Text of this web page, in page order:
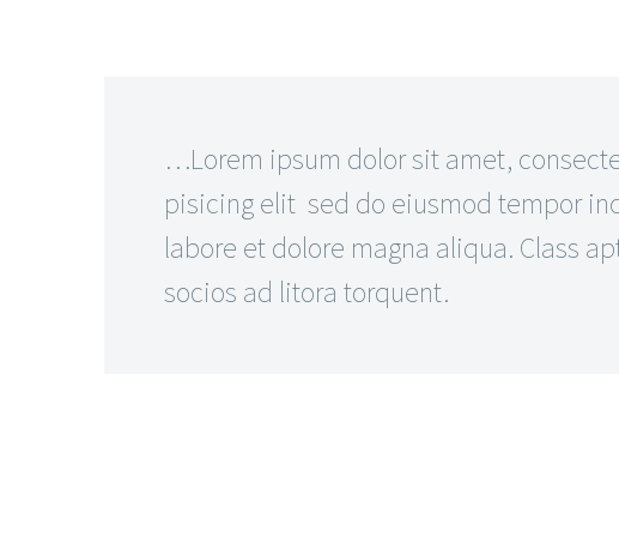
…Lorem ipsum dolor sit amet,
pisicing elit sed do eiusmod tempor
labore et dolore magna aliqua. Class
socios ad litora torquent.